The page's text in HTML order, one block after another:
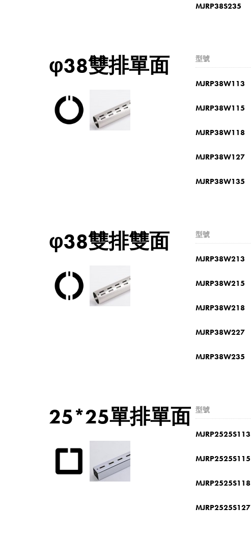
MJRP38S235
φ38雙排單面 型號
MJRP38W113
MJRP38W115
MJRP38W118
MJRP38W127
MJRP38W135
φ38雙排雙面 型號
MJRP38W213
MJRP38W215
MJRP38W218
MJRP38W227
MJRP38W235
25*25單排單面 型號
MJRP2525S113
MJRP2525S115
MJRP2525S118
MJRP2525S127